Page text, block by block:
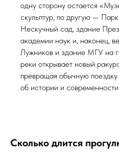
одну сторону остается
скульптур, по другую —
Нескучный сад, здание
академии наук и, наконец,
Лужников и здание МГУ на
реки открывает новый
превращая обычную
об истории и
Сколько длится